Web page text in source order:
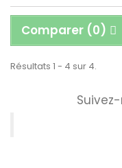
Comparer (0)
Résultats 1 - 4 sur 4.